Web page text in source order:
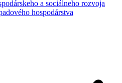
a sociálneho rozvoja
hospodárstva